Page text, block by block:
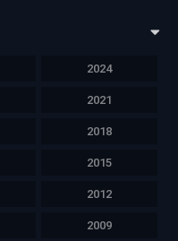
2024
2021
2018
2015
2012
2009